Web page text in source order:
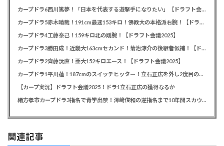
カープドラ6西川篤夢！「日本を代表する遊撃手になりたい」【ドラフト会議2025】
カープドラ5赤木晴哉！191cm最速153キロ！佛教大の本格派右腕！【ドラフト会議2025】
カープドラ4工藤泰己！159キロ北の剛腕！【ドラフト会議2025】
カープドラ3勝田成！近畿大163cmセカンド！菊池涼介の後継者候補！【ドラフト会議2025】
カープドラ2齊藤汰直！亜大152キロエース！【ドラフト会議2025】
カープドラ1平川蓮！187cmのスイッチヒッター！立石正広を外し2度目の重複も新井監督がクジを引き当てる！【ドラフト会議2025】
【カープ実況】ドラフト会議2025！ドラ1立石正広の獲得なるか
緒方孝市カープドラ3指名で青学出禁！澤﨑俊和の逆指名まで10年間スカウト出禁
関連記事